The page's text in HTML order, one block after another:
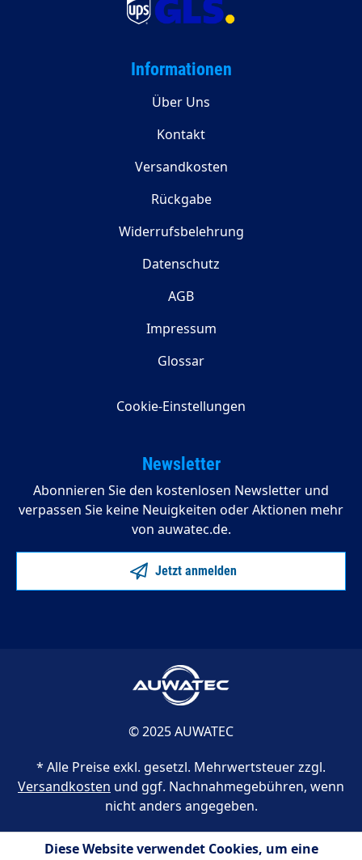
Informationen
Über Uns
Kontakt
Versandkosten
Rückgabe
Widerrufsbelehrung
Datenschutz
AGB
Impressum
Glossar
Cookie-Einstellungen
Newsletter
Abonnieren Sie den kostenlosen Newsletter und
verpassen Sie keine Neuigkeiten oder Aktionen mehr
von auwatec.de.
Jetzt anmelden
© 2025 AUWATEC
* Alle Preise exkl. gesetzl. Mehrwertsteuer zzgl.
Versandkosten und ggf. Nachnahmegebühren, wenn
nicht anders angegeben.
Diese Website verwendet Cookies, um eine